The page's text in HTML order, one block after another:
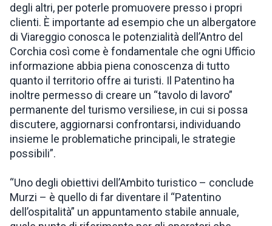
degli altri, per poterle promuovere presso i propri
clienti. È importante ad esempio che un albergatore
di Viareggio conosca le potenzialità dell’Antro del
Corchia così come è fondamentale che ogni Ufficio
informazione abbia piena conoscenza di tutto
quanto il territorio offre ai turisti. Il Patentino ha
inoltre permesso di creare un “tavolo di lavoro”
permanente del turismo versiliese, in cui si possa
discutere, aggiornarsi confrontarsi, individuando
insieme le problematiche principali, le strategie
possibili”.
“Uno degli obiettivi dell’Ambito turistico – conclude
Murzi – è quello di far diventare il “Patentino
dell’ospitalità” un appuntamento stabile annuale,